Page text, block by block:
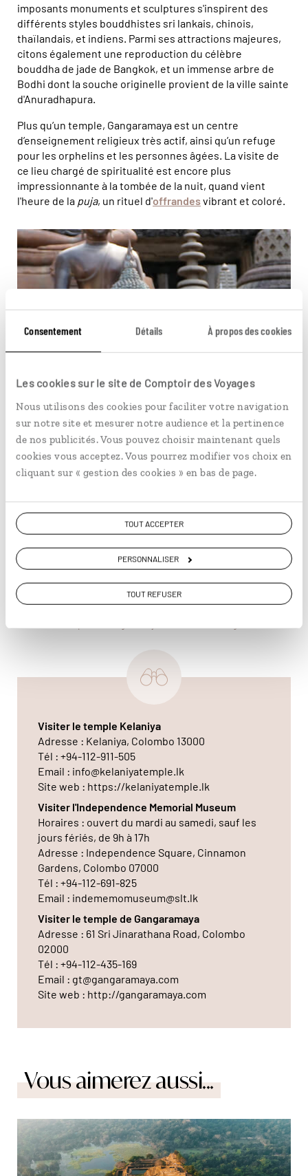
Consentement Détails À propos des cookies
Les cookies sur le site de Comptoir des Voyages
Nous utilisons des cookies pour faciliter votre navigation
sur notre site et mesurer notre audience et la pertinence
de nos publicités. Vous pouvez choisir maintenant quels
cookies vous acceptez. Vous pourrez modifier vos choix en
cliquant sur « gestion des cookies » en bas de page.
TOUT ACCEPTER
PERSONNALISER
TOUT REFUSER
imposants monuments et sculptures s'inspirent des
différents styles bouddhistes sri lankais, chinois,
thaïlandais, et indiens. Parmi ses attractions majeures,
citons également une reproduction du célèbre
bouddha de jade de Bangkok, et un immense arbre de
Bodhi dont la souche originelle provient de la ville sainte
d'Anuradhapura.
Plus qu’un temple, Gangaramaya est un centre
d’enseignement religieux très actif, ainsi qu’un refuge
pour les orphelins et les personnes âgées. La visite de
ce lieu chargé de spiritualité est encore plus
impressionnante à la tombée de la nuit, quand vient
l'heure de la puja, un rituel d'offrandesvibrant et coloré.
De nombreuses statues de Bouddha jonchent l'entrée du
Visiter le temple Kelaniya
Adresse : Kelaniya, Colombo 13000
Tél : +94-112-911-505
Email : info@kelaniyatemple.lk
Site web : https://kelaniyatemple.lk
Visiter l'Independence Memorial Museum
Horaires : ouvert du mardi au samedi, sauf les
jours fériés, de 9h à 17h
Adresse : Independence Square, Cinnamon
Gardens, Colombo 07000
Tél : +94-112-691-825
Email : indememomuseum@slt.lk
Visiter le temple de Gangaramaya
Adresse : 61 Sri Jinarathana Road, Colombo
02000
Tél : +94-112-435-169
Email : gt@gangaramaya.com
Site web : http://gangaramaya.com
Vous aimerez aussi...
© Sander Traa/Unsplash